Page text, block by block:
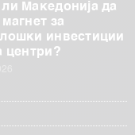
Македонија да
за
инвестиции
центри?